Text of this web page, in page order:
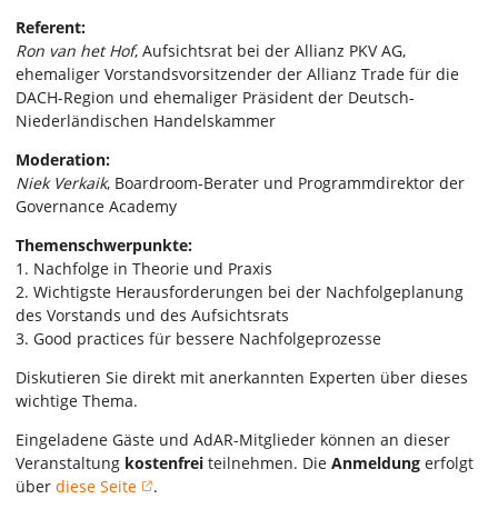
Referent:
Ron van het Hof, Aufsichtsrat bei der Allianz PKV AG,
ehemaliger Vorstandsvorsitzender der Allianz Trade für die
DACH-Region und ehemaliger Präsident der Deutsch-
Niederländischen Handelskammer
Moderation:
Niek Verkaik, Boardroom-Berater und Programmdirektor der
Governance Academy
Themenschwerpunkte:
1. Nachfolge in Theorie und Praxis
2. Wichtigste Herausforderungen bei der Nachfolgeplanung
des Vorstands und des Aufsichtsrats
3. Good practices für bessere Nachfolgeprozesse
Diskutieren Sie direkt mit anerkannten Experten über dieses
wichtige Thema.
Eingeladene Gäste und AdAR-Mitglieder können an dieser
Veranstaltung kostenfrei teilnehmen. Die Anmeldung erfolgt
über diese Seite
.